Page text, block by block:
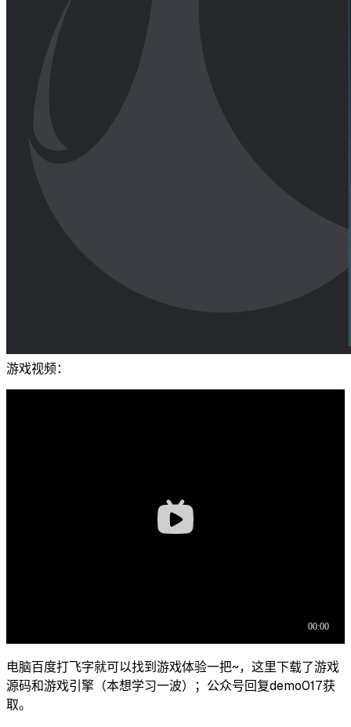
游戏视频：
电脑百度打飞字就可以找到游戏体验一把~，这里下载了游戏
源码和游戏引擎（本想学习一波）；公众号回复demo017获
取。